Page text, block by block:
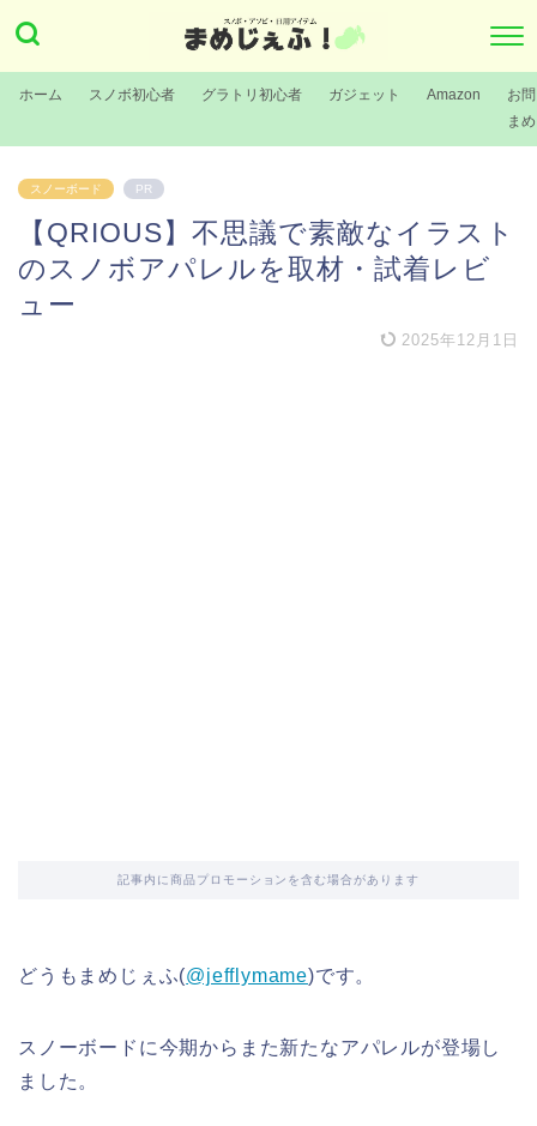
ホーム スノボ初心者 グラトリ初心者 ガジェット Amazon
お
ま
スノーボード PR
【QRIOUS】不思議で素敵なイラスト
のスノボアパレルを取材・試着レビ
ュー
2025年12月1日
記事内に商品プロモーションを含む場合があります
どうもまめじぇふ(@jefflymame)です。
スノーボードに今期からまた新たなアパレルが登場し
ました。